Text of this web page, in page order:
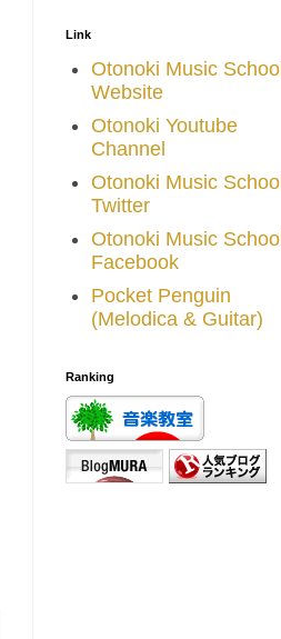
Link
Otonoki Music School
Website
Otonoki Youtube
Channel
Otonoki Music School
Twitter
Otonoki Music School
Facebook
Pocket Penguin
(Melodica & Guitar)
Ranking